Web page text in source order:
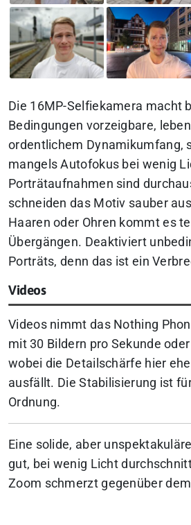
Die 16MP-Selfiekamera macht
Bedingungen vorzeigbare,
ordentlichem Dynamikumfang,
mangels Autofokus bei wenig
Porträtaufnahmen sind
schneiden das Motiv sauber
Haaren oder Ohren kommt es
Übergängen. Deaktiviert
Porträts, denn das ist ein
Videos
Videos nimmt das Nothing
mit 30 Bildern pro Sekunde
wobei die Detailschärfe hier
ausfällt. Die Stabilisierung ist
Ordnung.
Eine solide, aber
gut, bei wenig Licht
Zoom schmerzt gegenüber